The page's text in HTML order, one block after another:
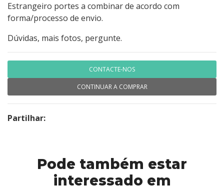
Estrangeiro portes a combinar de acordo com
forma/processo de envio.
Dúvidas, mais fotos, pergunte.
CONTACTE-NOS
CONTINUAR A COMPRAR
Partilhar:
Pode também estar
interessado em